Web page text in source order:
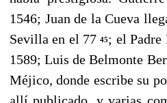
1546; Juan de la Cueva
Sevilla en el 7745; el Padre
1589; Luis de Belmonte
Méjico, don­de escribe su